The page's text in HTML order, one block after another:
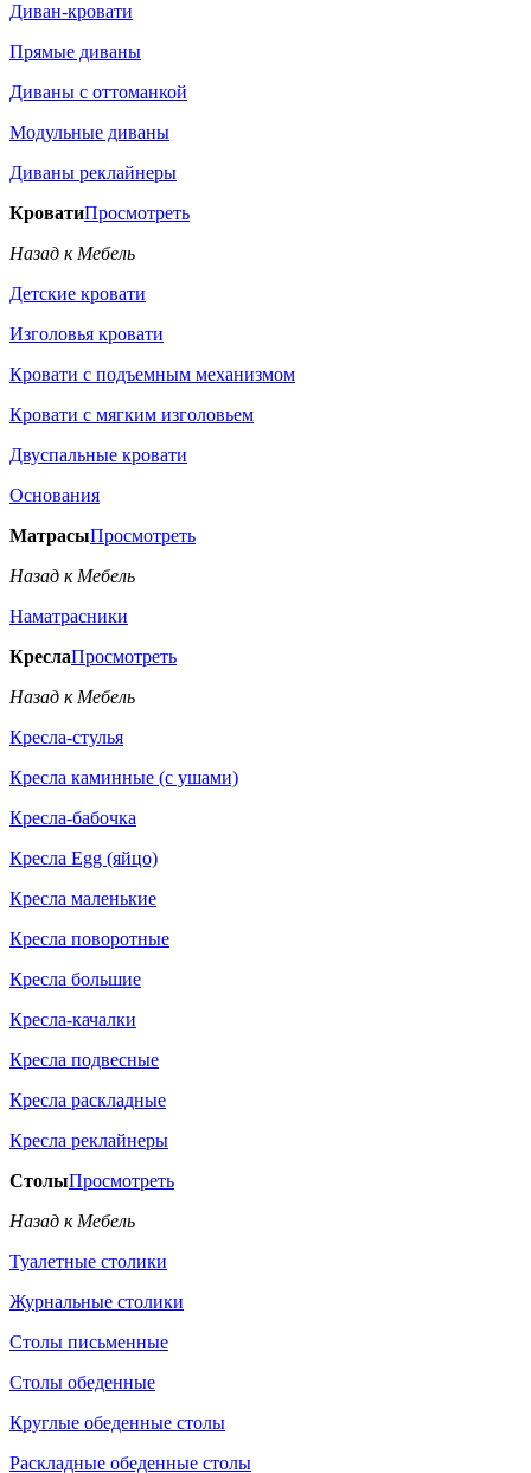
Диван-кровати
Прямые диваны
Диваны с оттоманкой
Модульные диваны
Диваны реклайнеры
КроватиПросмотреть
Назад к Мебель
Детские кровати
Изголовья кровати
Кровати с подъемным механизмом
Кровати с мягким изголовьем
Двуспальные кровати
Основания
МатрасыПросмотреть
Назад к Мебель
Наматрасники
КреслаПросмотреть
Назад к Мебель
Кресла-стулья
Кресла каминные (с ушами)
Кресла-бабочка
Кресла Egg (яйцо)
Кресла маленькие
Кресла поворотные
Кресла большие
Кресла-качалки
Кресла подвесные
Кресла раскладные
Кресла реклайнеры
СтолыПросмотреть
Назад к Мебель
Туалетные столики
Журнальные столики
Столы письменные
Столы обеденные
Круглые обеденные столы
Раскладные обеденные столы